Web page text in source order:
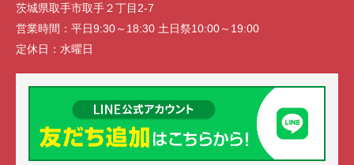
茨城県取手市取手２丁目2-7
営業時間： 平日9:30～18:30 土日祭10:00～19:00
定休日： 水曜日